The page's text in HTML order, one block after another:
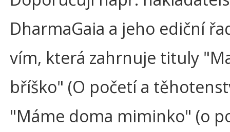
DharmaGaia a jeho ediční
vím, která zahrnuje tituly
bříško" (O početí a
"Máme doma miminko" (o